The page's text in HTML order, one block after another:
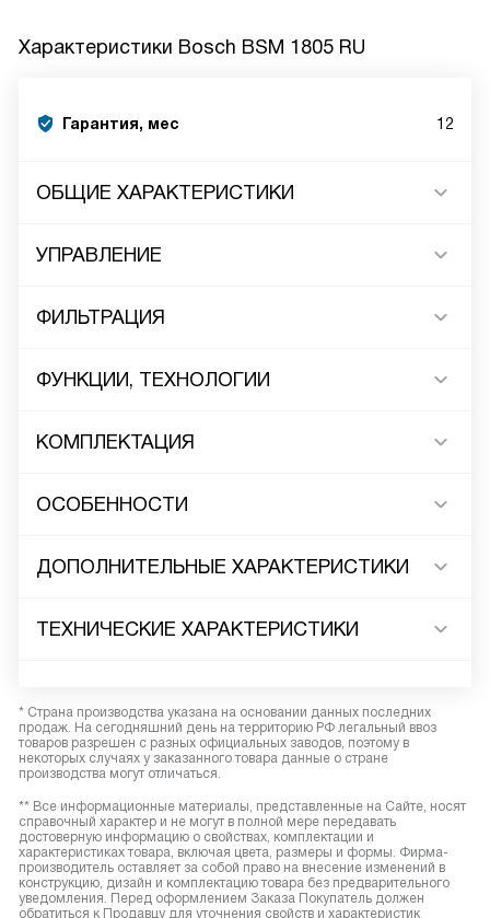
Характеристики Bosch BSM 1805 RU
Гарантия, мес 12
ОБЩИЕ ХАРАКТЕРИСТИКИ
УПРАВЛЕНИЕ
ФИЛЬТРАЦИЯ
ФУНКЦИИ, ТЕХНОЛОГИИ
КОМПЛЕКТАЦИЯ
ОСОБЕННОСТИ
ДОПОЛНИТЕЛЬНЫЕ ХАРАКТЕРИСТИКИ
ТЕХНИЧЕСКИЕ ХАРАКТЕРИСТИКИ
* Страна производства указана на основании данных последних
продаж. На сегодняшний день на территорию РФ легальный ввоз
товаров разрешен с разных официальных заводов, поэтому в
некоторых случаях у заказанного товара данные о стране
производства могут отличаться.
** Все информационные материалы, представленные на Сайте, носят
справочный характер и не могут в полной мере передавать
достоверную информацию о свойствах, комплектации и
характеристиках товара, включая цвета, размеры и формы. Фирма-
производитель оставляет за собой право на внесение изменений в
конструкцию, дизайн и комплектацию товара без предварительного
уведомления. Перед оформлением Заказа Покупатель должен
обратиться к Продавцу для уточнения свойств и характеристик